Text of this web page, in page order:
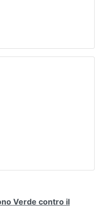
Verde contro il